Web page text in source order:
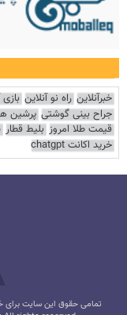
خبرآنلاین راه نو آنلاین بازی
جراح بینی گوشتی پرشین
قیمت طلا امروز بلیط قطار
خرید اکانت chatgpt
تمامی حقوق این سایت برای